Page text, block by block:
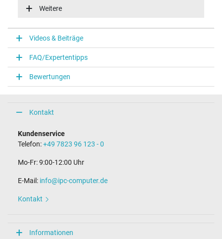
100-240V / 50-60Hz
Notebook Stecker
Steckertyp / -form
USB / –
Maße
38 mm / 28 mm / 38 mm
Weitere Daten
Ja
CE
Netzteil
Weitere
Videos & Beiträge
FAQ/Expertentipps
Bewertungen
Kontakt
Kundenservice
Telefon:+49 7823 96 123 - 0
Mo-Fr: 9:00-12:00 Uhr
E-Mail: info@ipc-computer.de
Kontakt
Informationen